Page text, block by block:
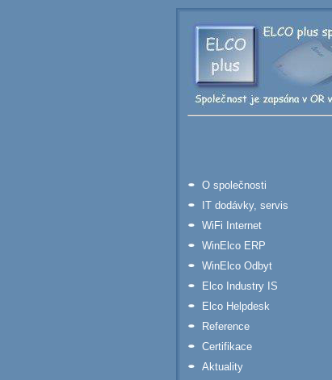
O společnosti
IT dodávky, servis
WiFi Internet
WinElco ERP
WinElco Odbyt
Elco Industry IS
Elco Helpdesk
Reference
Certifikace
Aktuality